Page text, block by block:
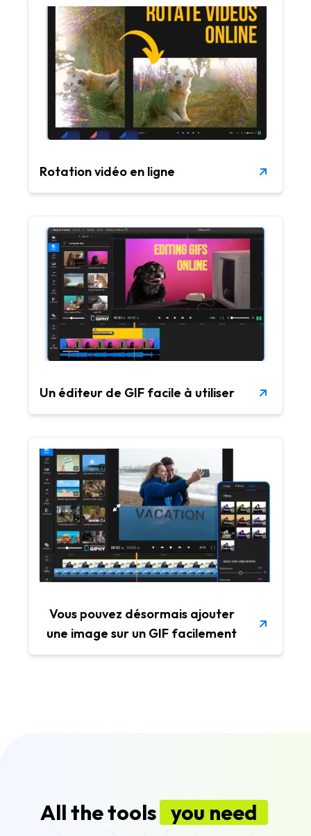
Rotation vidéo en ligne
Un éditeur de GIF facile à utiliser
Vous pouvez désormais ajouter
une image sur un GIF facilement
All the tools you need